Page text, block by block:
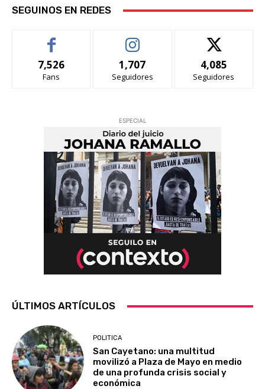
SEGUINOS EN REDES
7,526
Fans
1,707
Seguidores
4,085
Seguidores
ESPECIAL
ÚLTIMOS ARTÍCULOS
POLITICA
San Cayetano: una multitud
movilizó a Plaza de Mayo en medio
de una profunda crisis social y
económica